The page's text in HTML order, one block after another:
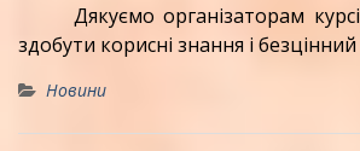
Дякуємо організаторам
здобути корисні знання і безцінний
Новини